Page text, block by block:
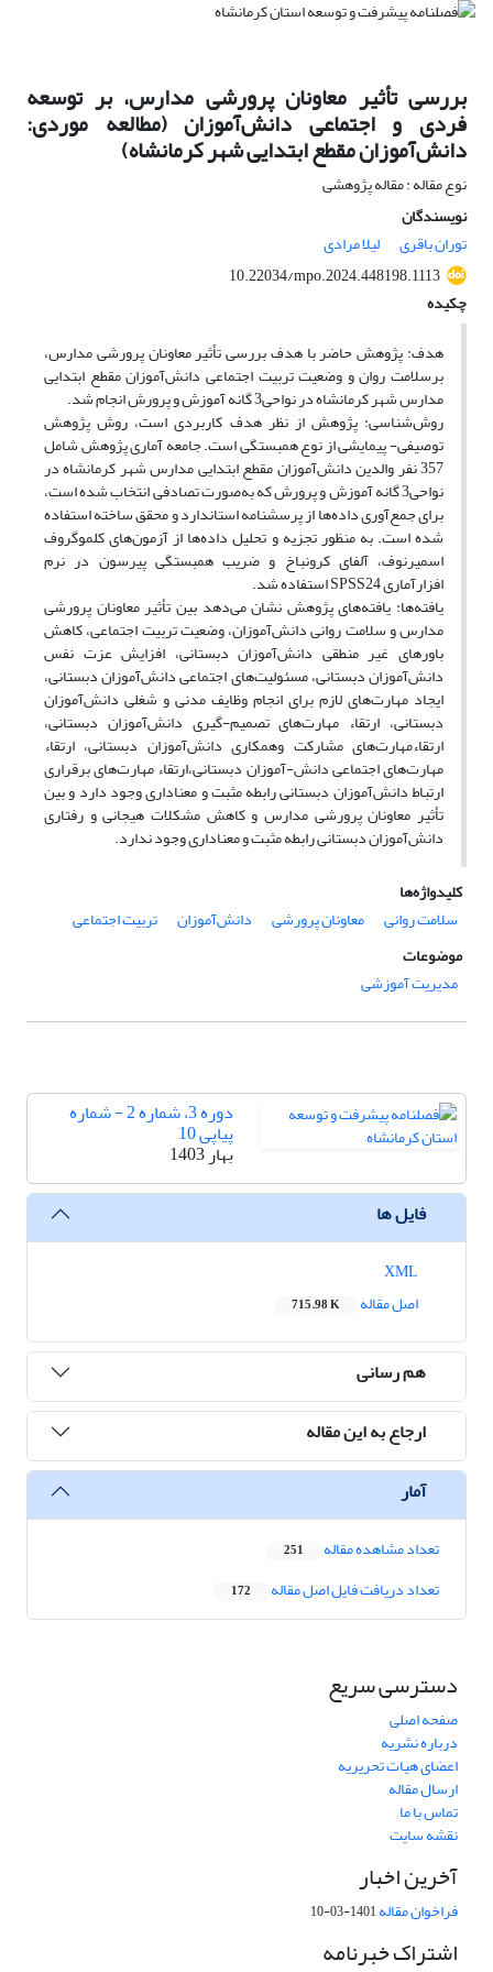
بررسی تأثیر معاونان پرورشی مدارس، بر توسعه
فردی و اجتماعی دانش‌آموزان (مطالعه موردی:
دانش‌آموزان مقطع ابتدایی شهر کرمانشاه)
نوع مقاله : مقاله پژوهشی
نویسندگان
توران باقری
لیلا مرادی
10.22034/mpo.2024.448198.1113
چکیده
هدف: پژوهش حاضر با هدف بررسی تأثیر معاونان پرورشی مدارس،
برسلامت روان و وضعیت تربیت‌ اجتماعی دانش‌آموزان مقطع ابتدایی
مدارس شهر کرمانشاه در نواحی3 گانه آموزش و پرورش انجام شد.
روش‌شناسی: پژوهش از نظر هدف کاربردی است، روش پژوهش
توصیفی- پیمایشی از نوع همبستگی است. جامعه آماری پژوهش شامل
357 نفر والدین دانش‌آموزان مقطع ابتدایی مدارس شهر کرمانشاه در
نواحی3 گانه آموزش و پرورش که به‌صورت تصادفی انتخاب شده است،
برای جمع‌آوری داده‌ها از پرسشنامه استاندارد و محقق ساخته استفاده
شده است. به منظور تجزیه و تحلیل داده‌ها از آزمون‌های کلموگروف
اسمیرنوف، آلفای کرونباخ و ضریب همبستگی پیرسون در نرم
افزارآماری SPSS24 استفاده شد.
یافته‌ها: یافته‌های پژوهش نشان می‌دهد بین تأثیر معاونان پرورشی
مدارس و سلامت روانی دانش‌آموزان، وضعیت تربیت اجتماعی، کاهش
باورهای غیر منطقی دانش‌آموزان دبستانی، افزایش عزت نفس
دانش‌آموزان دبستانی، مسئولیت‌های اجتماعی دانش‌آموزان دبستانی،
ایجاد مهارت‌های لازم برای انجام وظایف مدنی و شغلی دانش‌آموزان
دبستانی، ارتقاء مهارت‌های تصمیم-گیری دانش‌آموزان دبستانی،
ارتقاءمهارت‌های مشارکت وهمکاری دانش‌آموزان دبستانی، ارتقاء
مهارت‌های اجتماعی دانش-آموزان دبستانی،ارتقاء مهارت‌های برقراری
ارتباط دانش‌آموزان دبستانی رابطه مثبت و معناداری وجود دارد و بین
تأثیر معاونان پرورشی مدارس و کاهش مشکلات هیجانی و رفتاری
دانش‌آموزان دبستانی رابطه مثبت و معناداری وجود ندارد.
کلیدواژه‌ها
سلامت روانی
معاونان پرورشی دانش‌آموزان
تربیت اجتماعی
موضوعات
مدیریت آموزشی
دوره 3، شماره 2 - شماره
پیاپی 10
بهار 1403
فایل ها
اصل مقاله
715.98 K
هم رسانی
ارجاع به این مقاله
آمار
تعداد مشاهده مقاله 251
تعداد دریافت فایل اصل مقاله 172
دسترسی سریع
صفحه اصلی
درباره نشریه
اعضای هیات تحریریه
ارسال مقاله
تماس با ما
نقشه سایت
آخرین اخبار
فراخوان مقاله1401-03-10
اشتراک خبرنامه